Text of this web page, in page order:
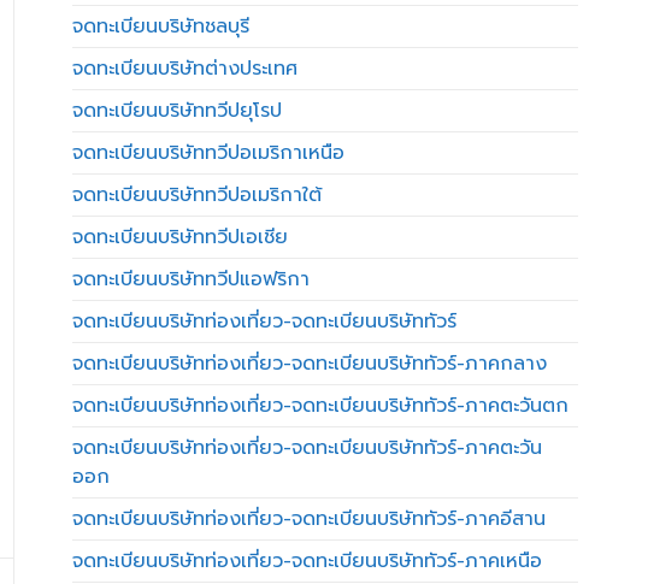
จดทะเบียนบริษัทชลบุรี
จดทะเบียนบริษัทต่างประเทศ
จดทะเบียนบริษัททวีปยุโรป
จดทะเบียนบริษัททวีปอเมริกาเหนือ
จดทะเบียนบริษัททวีปอเมริกาใต้
จดทะเบียนบริษัททวีปเอเชีย
จดทะเบียนบริษัททวีปแอฟริกา
จดทะเบียนบริษัทท่องเที่ยว-จดทะเบียนบริษัททัวร์
จดทะเบียนบริษัทท่องเที่ยว-จดทะเบียนบริษัททัวร์-ภาคกลาง
จดทะเบียนบริษัทท่องเที่ยว-จดทะเบียนบริษัททัวร์-ภาคตะวันตก
จดทะเบียนบริษัทท่องเที่ยว-จดทะเบียนบริษัททัวร์-ภาคตะวัน
ออก
จดทะเบียนบริษัทท่องเที่ยว-จดทะเบียนบริษัททัวร์-ภาคอีสาน
จดทะเบียนบริษัทท่องเที่ยว-จดทะเบียนบริษัททัวร์-ภาคเหนือ